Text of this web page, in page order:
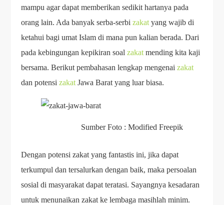
mampu agar dapat memberikan sedikit hartanya pada
orang lain. Ada banyak serba-serbi zakat yang wajib di
ketahui bagi umat Islam di mana pun kalian berada. Dari
pada kebingungan kepikiran soalzakat mending kita kaji
bersama. Berikut pembahasan lengkap mengenaizakat
dan potensizakat Jawa Barat yang luar biasa.
Sumber Foto : Modified Freepik
Dengan potensi zakat yang fantastis ini, jika dapat
terkumpul dan tersalurkan dengan baik, maka persoalan
sosial di masyarakat dapat teratasi. Sayangnya kesadaran
untuk menunaikan zakat ke lembaga masihlah minim.